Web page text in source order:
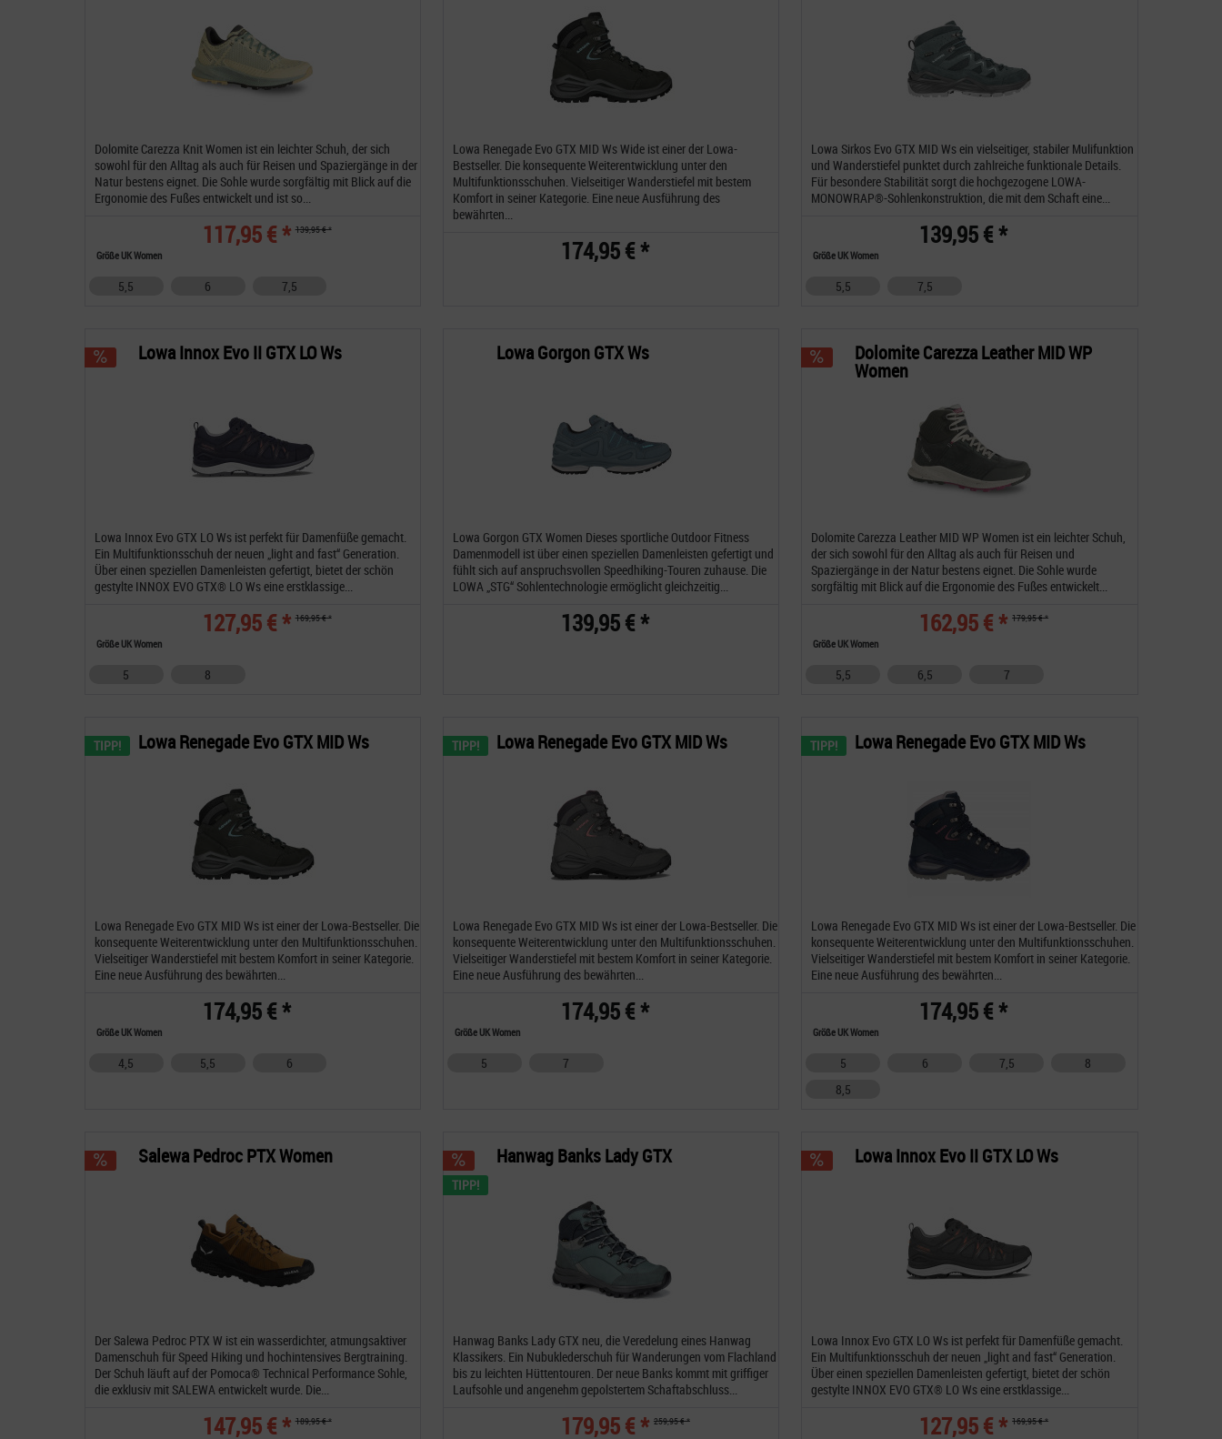
Dolomite Carezza Knit Women ist ein leichter Schuh, der sich
sowohl für den Alltag als auch für Reisen und Spaziergänge in der
Natur bestens eignet. Die Sohle wurde sorgfältig mit Blick auf die
Ergonomie des Fußes entwickelt und ist so...
117,95 € * 139,95 € *
Größe UK Women
5,5 6 7,5
Lowa Renegade Evo GTX MID Ws Wide ist einer der Lowa-
Bestseller. Die konsequente Weiterentwicklung unter den
Multifunktionsschuhen. Vielseitiger Wanderstiefel mit bestem
Komfort in seiner Kategorie. Eine neue Ausführung des
bewährten...
174,95 € *
Lowa Sirkos Evo GTX MID Ws ein vielseitiger, stabiler Mulifunktion
und Wanderstiefel punktet durch zahlreiche funktionale Details.
Für besondere Stabilität sorgt die hochgezogene LOWA-
MONOWRAP®-Sohlenkonstruktion, die mit dem Schaft eine...
139,95 € *
Größe UK Women
5,5 7,5
Lowa Innox Evo GTX LO Ws ist perfekt für Damenfüße gemacht.
Ein Multifunktionsschuh der neuen „light and fast“ Generation.
Über einen speziellen Damenleisten gefertigt, bietet der schön
gestylte INNOX EVO GTX® LO Ws eine erstklassige...
127,95 € * 169,95 € *
Lowa Innox Evo II GTX LO Ws
Größe UK Women
5 8
Lowa Gorgon GTX Women Dieses sportliche Outdoor Fitness
Damenmodell ist über einen speziellen Damenleisten gefertigt und
fühlt sich auf anspruchsvollen Speedhiking-Touren zuhause. Die
LOWA „STG“ Sohlentechnologie ermöglicht gleichzeitig...
139,95 € *
Lowa Gorgon GTX Ws
Dolomite Carezza Leather MID WP Women ist ein leichter Schuh,
der sich sowohl für den Alltag als auch für Reisen und
Spaziergänge in der Natur bestens eignet. Die Sohle wurde
sorgfältig mit Blick auf die Ergonomie des Fußes entwickelt...
162,95 € * 179,95 € *
Dolomite Carezza Leather MID WP
Women
Größe UK Women
5,5 6,5 7
TIPP!
Lowa Renegade Evo GTX MID Ws ist einer der Lowa-Bestseller. Die
konsequente Weiterentwicklung unter den Multifunktionsschuhen.
Vielseitiger Wanderstiefel mit bestem Komfort in seiner Kategorie.
Eine neue Ausführung des bewährten...
174,95 € *
Lowa Renegade Evo GTX MID Ws
Größe UK Women
4,5 5,5 6
TIPP!
Lowa Renegade Evo GTX MID Ws ist einer der Lowa-Bestseller. Die
konsequente Weiterentwicklung unter den Multifunktionsschuhen.
Vielseitiger Wanderstiefel mit bestem Komfort in seiner Kategorie.
Eine neue Ausführung des bewährten...
174,95 € *
Lowa Renegade Evo GTX MID Ws
Größe UK Women
5 7
TIPP!
Lowa Renegade Evo GTX MID Ws ist einer der Lowa-Bestseller. Die
konsequente Weiterentwicklung unter den Multifunktionsschuhen.
Vielseitiger Wanderstiefel mit bestem Komfort in seiner Kategorie.
Eine neue Ausführung des bewährten...
174,95 € *
Lowa Renegade Evo GTX MID Ws
Größe UK Women
5 6 7,5
8
8,5
Der Salewa Pedroc PTX W ist ein wasserdichter, atmungsaktiver
Damenschuh für Speed Hiking und hochintensives Bergtraining.
Der Schuh läuft auf der Pomoca® Technical Performance Sohle,
die exklusiv mit SALEWA entwickelt wurde. Die...
147,95 € * 189,95 € *
Salewa Pedroc PTX Women
TIPP!
Hanwag Banks Lady GTX neu, die Veredelung eines Hanwag
Klassikers. Ein Nubuklederschuh für Wanderungen vom Flachland
bis zu leichten Hüttentouren. Der neue Banks kommt mit griffiger
Laufsohle und angenehm gepolstertem Schaftabschluss...
179,95 € * 259,95 € *
Hanwag Banks Lady GTX
Lowa Innox Evo GTX LO Ws ist perfekt für Damenfüße gemacht.
Ein Multifunktionsschuh der neuen „light and fast“ Generation.
Über einen speziellen Damenleisten gefertigt, bietet der schön
gestylte INNOX EVO GTX® LO Ws eine erstklassige...
127,95 € * 169,95 € *
Lowa Innox Evo II GTX LO Ws